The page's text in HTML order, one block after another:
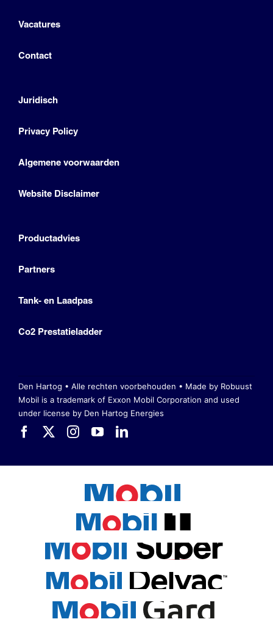
Vacatures
Contact
Juridisch
Privacy Policy
Algemene voorwaarden
Website Disclaimer
Productadvies
Partners
Tank- en Laadpas
Co2 Prestatieladder
Den Hartog • Alle rechten voorbehouden • Made by Robuust
Mobil is a trademark of Exxon Mobil Corporation and used
under license by Den Hartog Energies